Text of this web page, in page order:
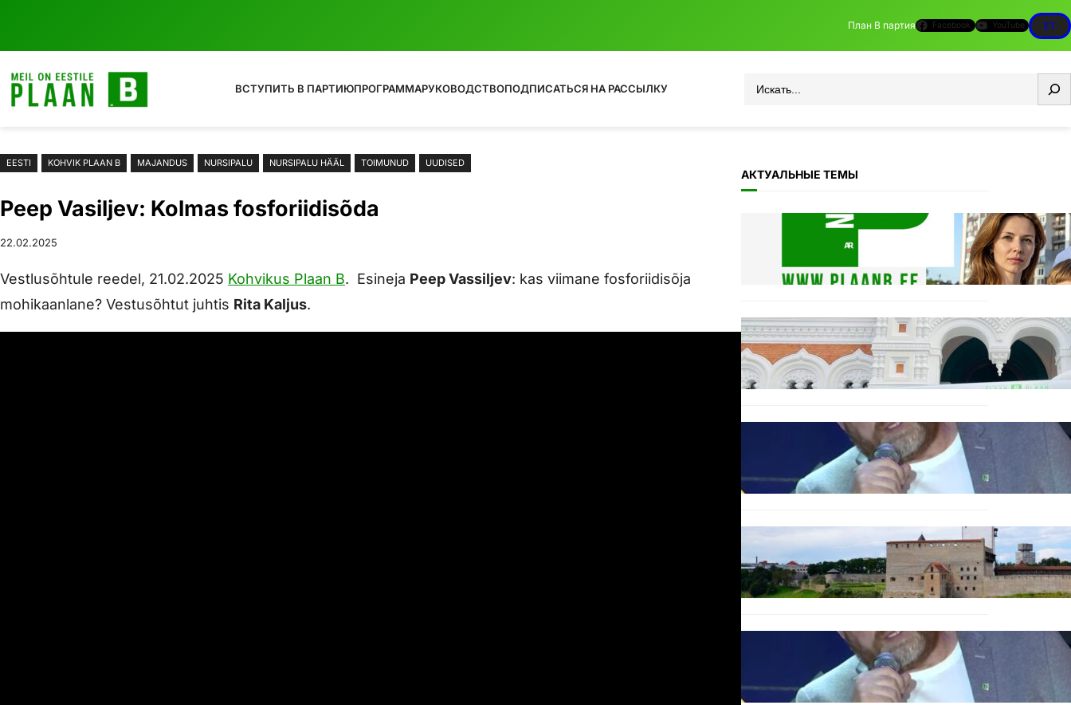
План B партия Facebook YouTube ET
ВСТУПИТЬ В ПАРТИЮПРОГРАММАРУКОВОДСТВОПОДПИСАТЬСЯ НА РАССЫЛКУ Otsi
EESTI KOHVIK PLAAN B MAJANDUS NURSIPALU NURSIPALU HÄÄL TOIMUNUD UUDISED
Peep Vasiljev: Kolmas fosforiidisõda
22.02.2025
Vestlusõhtule reedel, 21.02.2025 Kohvikus Plaan B. Esineja Peep Vassiljev: kas viimane fosforiidisõja
mohikaanlane? Vestusõhtut juhtis Rita Kaljus.
АКТУАЛЬНЫЕ ТЕМЫ
11.11: Пикет на Тоомпеа
Täname Plaan B toetajaid ja
ka vaenlasi!
20.10.2025
Urbo Vaarmann: Kuidas
poliitika on muutunud
skandaalide areeniks
14.10.2025
Программа в Нарве: Plaan
B Narva Linna Pulss –
Новая жизнь для Нарвы!
08.10.2025
Дебаты BAZAR:
Кандидатов по осени
считают
04.09.2025